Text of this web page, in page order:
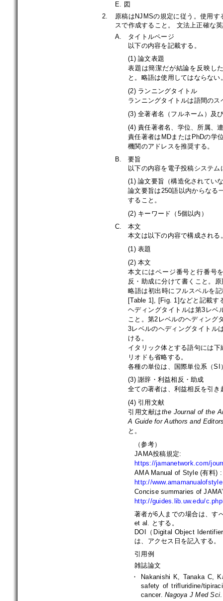
E. 図
2.
原稿はNJMSの規定に従う。使用
スで作成すること。 文法上正確な
A.
タイトルページ
以下の内容を記載する。
(1) 論文表題
表題は簡潔だが結論を反映し
と。略語は使用してはならない
(2) ランニングタイトル
ランニングタイトルは語間の
(3) 全著者名（フルネーム）及
(4) 責任著者名、学位、所属、
責任著者はMDまたはPhDの学
機関のアドレスを推奨する。
B.
要旨
以下の内容を電子投稿システム
(1) 論文要旨（構造化されてい
論文要旨は250語以内からなる
すること。
(2) キーワード（5個以内）
C.
本文
本文は以下の内容で構成される
(1) 表題
(2) 本文
本文にはページ番号と行番号
反・助成に分けて書くこと。
略語は初出時にフルスペルを
[Table 1], [Fig. 1]などと記載す
ヘディングタイトルは第3レベ
こと。第2レベルのヘディング
3レベルのヘディングタイトル
ける。
イタリック体とする語句には
リオドも省略する。
各種の単位は、国際単位系（
(3) 謝辞・利益相反・助成
全ての著者は、利益相反を引
(4) 引用文献
引用文献はthe Journal of the
A Guide for Authors and
と。
（参考）
JAMA投稿規定:
https://jamanetwork.com/
AMA Manual of Style (有料) :
http://
Concise summaries of
http://guides.lib.uw.edu/
著者が6人までの場合は、す
et al. とする。
DOI（Digital Object
は、アクセス日を記入する。
引用例
雑誌論文
・
Nakanishi K, Tanaka C,
safety of trifluridine/
cancer.Nagoya J Med Sci